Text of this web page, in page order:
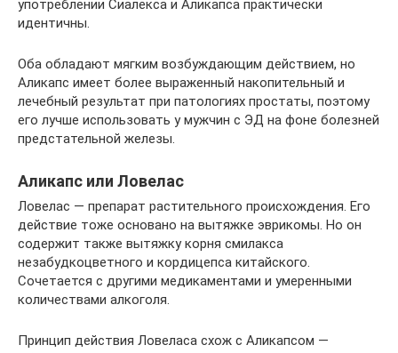
употреблении Сиалекса и Аликапса практически
идентичны.
Оба обладают мягким возбуждающим действием, но
Аликапс имеет более выраженный накопительный и
лечебный результат при патологиях простаты, поэтому
его лучше использовать у мужчин с ЭД на фоне болезней
предстательной железы.
Аликапс или Ловелас
Ловелас — препарат растительного происхождения. Его
действие тоже основано на вытяжке эврикомы. Но он
содержит также вытяжку корня смилакса
незабудкоцветного и кордицепса китайского.
Сочетается с другими медикаментами и умеренными
количествами алкоголя.
Принцип действия Ловеласа схож с Аликапсом —